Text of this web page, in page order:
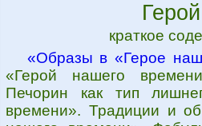
краткое
«Образы в «Герое
«Герой нашего
Печорин как тип
времени». Традиции и